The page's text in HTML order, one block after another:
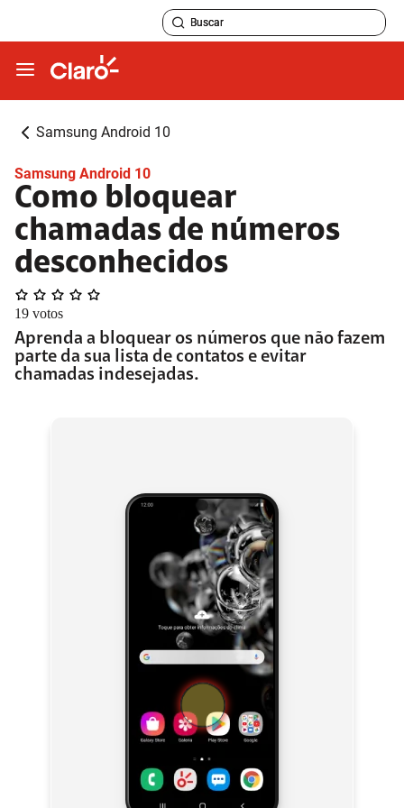
Samsung Android 10
Samsung Android 10
Como bloquear
chamadas de números
desconhecidos
19 votos
Aprenda a bloquear os números que não fazem
parte da sua lista de contatos e evitar
chamadas indesejadas.